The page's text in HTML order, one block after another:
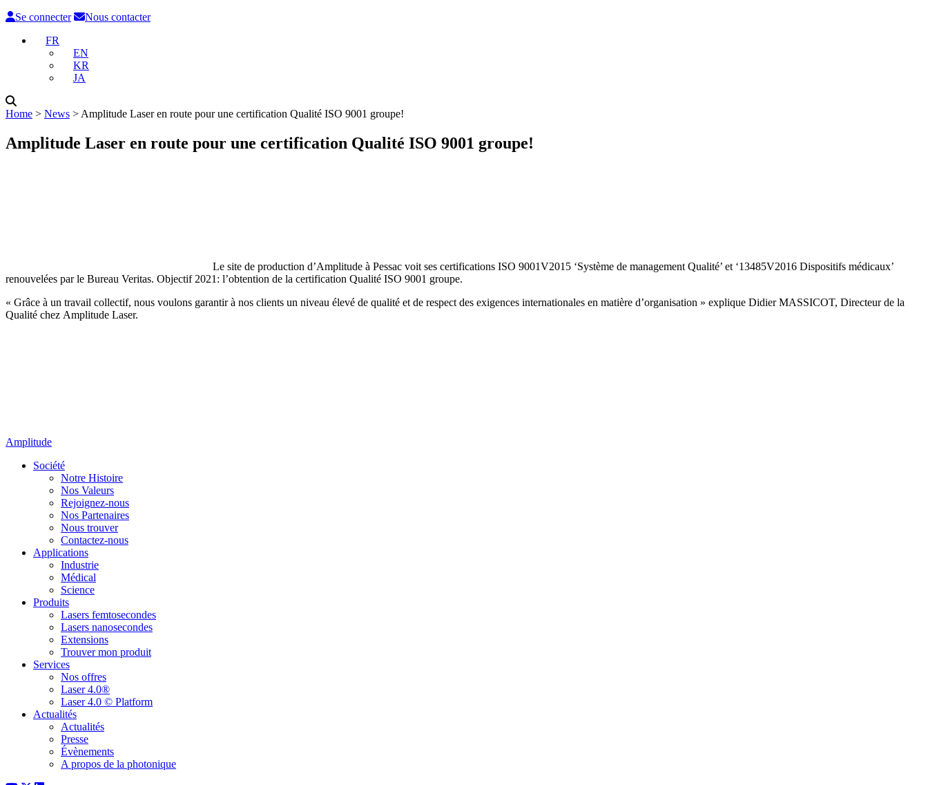
Se connecter
Nous contacter
FR
EN
KR
JA
Home ˃ News ˃ Amplitude Laser en route pour une certification Qualité ISO 9001 groupe!
Amplitude Laser en route pour une certification Qualité ISO 9001 groupe!
Le site de production d’Amplitude à Pessac voit ses certifications ISO 9001V2015 ‘Système de management Qualité’ et ‘13485V2016 Dispositifs médicaux’
renouvelées par le Bureau Veritas. Objectif 2021: l’obtention de la certification Qualité ISO 9001 groupe.
« Grâce à un travail collectif, nous voulons garantir à nos clients un niveau élevé de qualité et de respect des exigences internationales en matière d’organisation » explique Didier MASSICOT, Directeur de la
Qualité chez Amplitude Laser.
Amplitude
Société
Notre Histoire
Nos Valeurs
Rejoignez-nous
Nos Partenaires
Nous trouver
Contactez-nous
Applications
Industrie
Médical
Science
Produits
Lasers femtosecondes
Lasers nanosecondes
Extensions
Trouver mon produit
Services
Nos offres
Laser 4.0®
Laser 4.0 © Platform
Actualités
Actualités
Presse
Évènements
A propos de la photonique